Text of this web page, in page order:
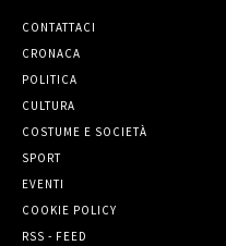
CONTATTACI
CRONACA
POLITICA
CULTURA
COSTUME E SOCIETÀ
SPORT
EVENTI
COOKIE POLICY
RSS - FEED